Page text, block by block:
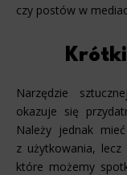
czy postów w
Narzędzie
okazuje się
Należy jednak
z użytkowania,
które możemy